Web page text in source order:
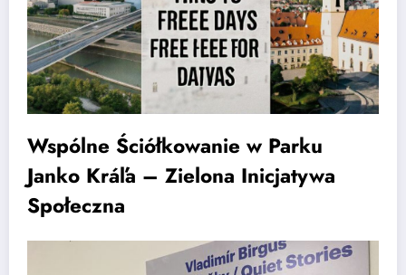
Wspólne Ściółkowanie w Parku
Janko Kráľa – Zielona Inicjatywa
Społeczna